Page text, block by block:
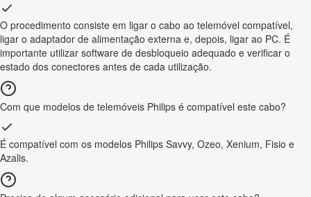
O procedimento consiste em ligar o cabo ao telemóvel compatível,
ligar o adaptador de alimentação externa e, depois, ligar ao PC. É
importante utilizar software de desbloqueio adequado e verificar o
estado dos conectores antes de cada utilização.
Com que modelos de telemóveis Philips é compatível este cabo?
É compatível com os modelos Philips Savvy, Ozeo, Xenium, Fisio e
Azalis.